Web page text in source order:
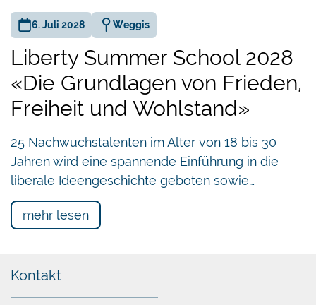
6. Juli 2028 Weggis
Liberty Summer School 2028
«Die Grundlagen von Frieden,
Freiheit und Wohlstand»
25 Nachwuchstalenten im Alter von 18 bis 30
Jahren wird eine spannende Einführung in die
liberale Ideengeschichte geboten sowie…
mehr lesen
Kontakt